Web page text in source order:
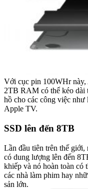
Với cục pin 100WHr
2TB RAM có thể kéo dài
hồ cho các công việc
Apple TV.
SSD lên đến 8TB
Lần đầu tiên trên thế
có dung lượng lên đến
khiếp và nó hoàn toàn có
các nhà làm phim hay
sản lớn.